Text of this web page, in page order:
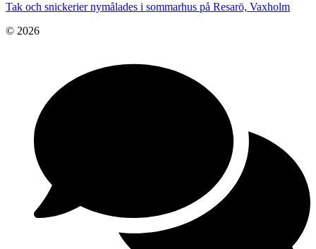
Tak och snickerier nymålades i sommarhus på Resarö, Vaxholm
© 2026